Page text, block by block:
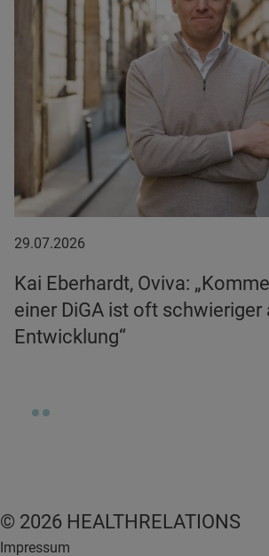
29.07.2026
29.07.2026
Kai Eberhardt, Oviva:
einer DiGA ist oft schwieriger
Entwicklung“
© 2026 HEALTHRELATIONS
Impressum